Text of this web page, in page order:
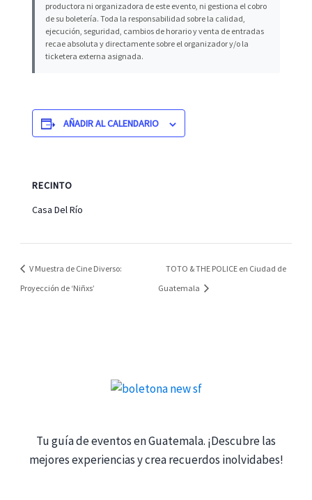
productora ni organizadora de este evento, ni gestiona el cobro
de su boletería. Toda la responsabilidad sobre la calidad,
ejecución, seguridad, cambios de horario y venta de entradas
recae absoluta y directamente sobre el organizador y/o la
ticketera externa asignada.
AÑADIR AL CALENDARIO
RECINTO
Casa Del Río
V Muestra de Cine Diverso:
Proyección de ‘Niñxs’
TOTO & THE POLICE en Ciudad de
Guatemala
Tu guía de eventos en Guatemala. ¡Descubre las
mejores experiencias y crea recuerdos inolvidabes!